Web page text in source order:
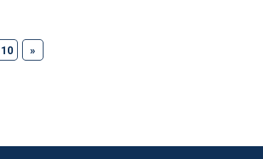
10 »